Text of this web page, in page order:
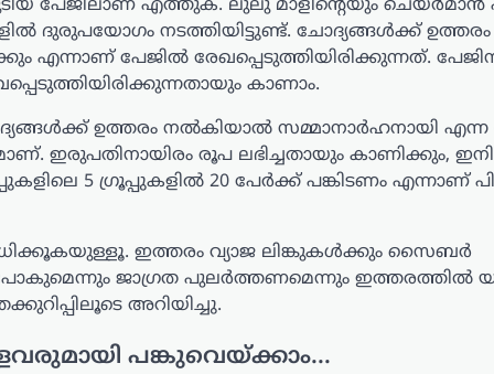
പേജിലാണ് എത്തുക. ലുലു മാളിന്‍റെയും ചെയർമാൻ
ദുരുപയോഗം നടത്തിയിട്ടുണ്ട്. ചോദ്യങ്ങൾക്ക്
എന്നാണ് പേജിൽ രേഖപ്പെടുത്തിയിരിക്കുന്നത്.
കാണാം.
ഉത്തരം നൽകിയാൽ സമ്മാനാർഹനായി എന്ന
ഇരുപതിനായിരം രൂപ ലഭിച്ചതായും കാണിക്കും,
5 ഗ്രൂപ്പുകളിൽ 20 പേർക്ക് പങ്കിടണം എന്നാണ്
ഇത്തരം വ്യാജ ലിങ്കുകൾക്കും സൈബർ
പോകുമെന്നും ജാ​ഗ്രത പുലർത്തണമെന്നും
അറിയിച്ചു.
പങ്കുവെയ്ക്കാം...